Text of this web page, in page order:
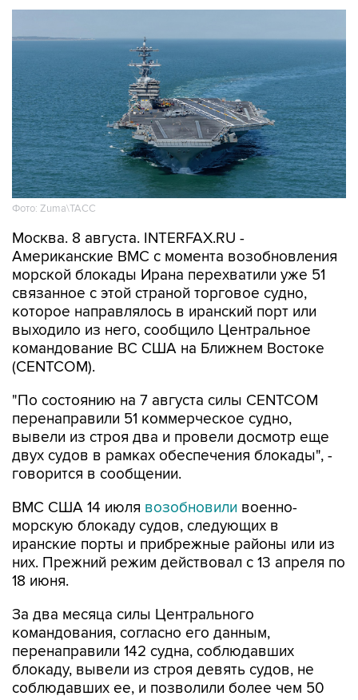
Фото: Zuma\ТАСС
Москва. 8 августа. INTERFAX.RU -
Американские ВМС с момента возобновления
морской блокады Ирана перехватили уже 51
связанное с этой страной торговое судно,
которое направлялось в иранский порт или
выходило из него, сообщило Центральное
командование ВС США на Ближнем Востоке
(CENTCOM).
"По состоянию на 7 августа силы CENTCOM
перенаправили 51 коммерческое судно,
вывели из строя два и провели досмотр еще
двух судов в рамках обеспечения блокады", -
говорится в сообщении.
ВМС США 14 июля возобновили военно-
морскую блокаду судов, следующих в
иранские порты и прибрежные районы или из
них. Прежний режим действовал с 13 апреля по
18 июня.
За два месяца силы Центрального
командования, согласно его данным,
перенаправили 142 судна, соблюдавших
блокаду, вывели из строя девять судов, не
соблюдавших ее, и позволили более чем 50